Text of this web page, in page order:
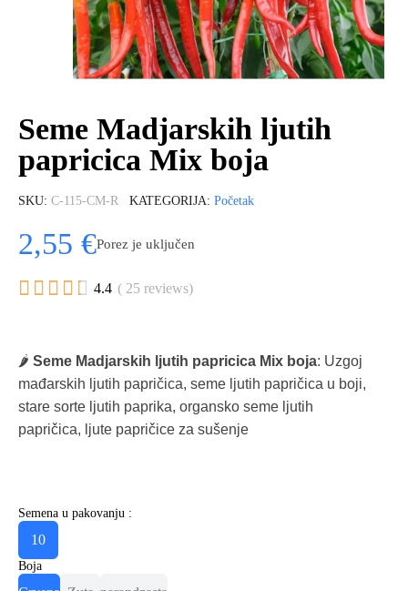
Seme Madjarskih ljutih
papricica Mix boja
SKU C-115-CM-R KATEGORIJA Početak
2,55 €Porez je uključen
     4.4 ( 25 reviews)
🌶️ Seme Madjarskih ljutih papricica Mix boja: Uzgoj
mađarskih ljutih papričica, seme ljutih papričica u boji,
stare sorte ljutih paprika, organsko seme ljutih
papričica, ljute papričice za sušenje
Semena u pakovanju :
10
Boja